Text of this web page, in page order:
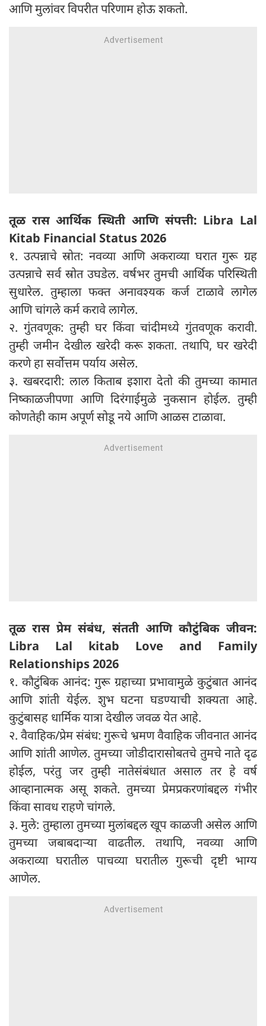
आणि मुलांवर विपरीत परिणाम होऊ शकतो.
तूळ रास आर्थिक स्थिती आणि संपत्ती: Libra Lal
Kitab Financial Status 2026
१. उत्पन्नाचे स्रोत: नवव्या आणि अकराव्या घरात गुरू ग्रह
उत्पन्नाचे सर्व स्रोत उघडेल. वर्षभर तुमची आर्थिक परिस्थिती
सुधारेल. तुम्हाला फक्त अनावश्यक कर्ज टाळावे लागेल
आणि चांगले कर्म करावे लागेल.
२. गुंतवणूक: तुम्ही घर किंवा चांदीमध्ये गुंतवणूक करावी.
तुम्ही जमीन देखील खरेदी करू शकता. तथापि, घर खरेदी
करणे हा सर्वोत्तम पर्याय असेल.
३. खबरदारी: लाल किताब इशारा देतो की तुमच्या कामात
निष्काळजीपणा आणि दिरंगाईमुळे नुकसान होईल. तुम्ही
कोणतेही काम अपूर्ण सोडू नये आणि आळस टाळावा.
तूळ रास प्रेम संबंध, संतती आणि कौटुंबिक जीवन:
Libra Lal kitab Love and Family
Relationships 2026
१. कौटुंबिक आनंद: गुरू ग्रहाच्या प्रभावामुळे कुटुंबात आनंद
आणि शांती येईल. शुभ घटना घडण्याची शक्यता आहे.
कुटुंबासह धार्मिक यात्रा देखील जवळ येत आहे.
२. वैवाहिक/प्रेम संबंध: गुरूचे भ्रमण वैवाहिक जीवनात आनंद
आणि शांती आणेल. तुमच्या जोडीदारासोबतचे तुमचे नाते दृढ
होईल, परंतु जर तुम्ही नातेसंबंधात असाल तर हे वर्ष
आव्हानात्मक असू शकते. तुमच्या प्रेमप्रकरणांबद्दल गंभीर
किंवा सावध राहणे चांगले.
३. मुले: तुम्हाला तुमच्या मुलांबद्दल खूप काळजी असेल आणि
तुमच्या जबाबदाऱ्या वाढतील. तथापि, नवव्या आणि
अकराव्या घरातील पाचव्या घरातील गुरूची दृष्टी भाग्य
आणेल.